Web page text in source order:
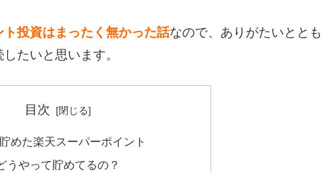
投資はまったく無かった話なので、ありがたいととも
たいと思います。
目次
めた楽天スーパーポイント
うやって貯めてるの？